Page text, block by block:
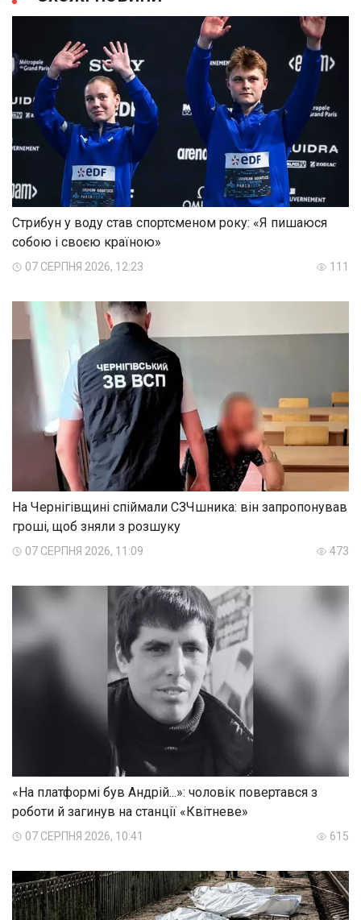
Стрибун у воду став спортсменом року: «Я пишаюся
собою і своєю країною»
07 СЕРПНЯ 2026, 12:23 111
На Чернігівщині спіймали СЗЧшника: він запропонував
гроші, щоб зняли з розшуку
07 СЕРПНЯ 2026, 11:09 473
«На платформі був Андрій...»: чоловік повертався з
роботи й загинув на станції «Квітневе»
07 СЕРПНЯ 2026, 10:41 615